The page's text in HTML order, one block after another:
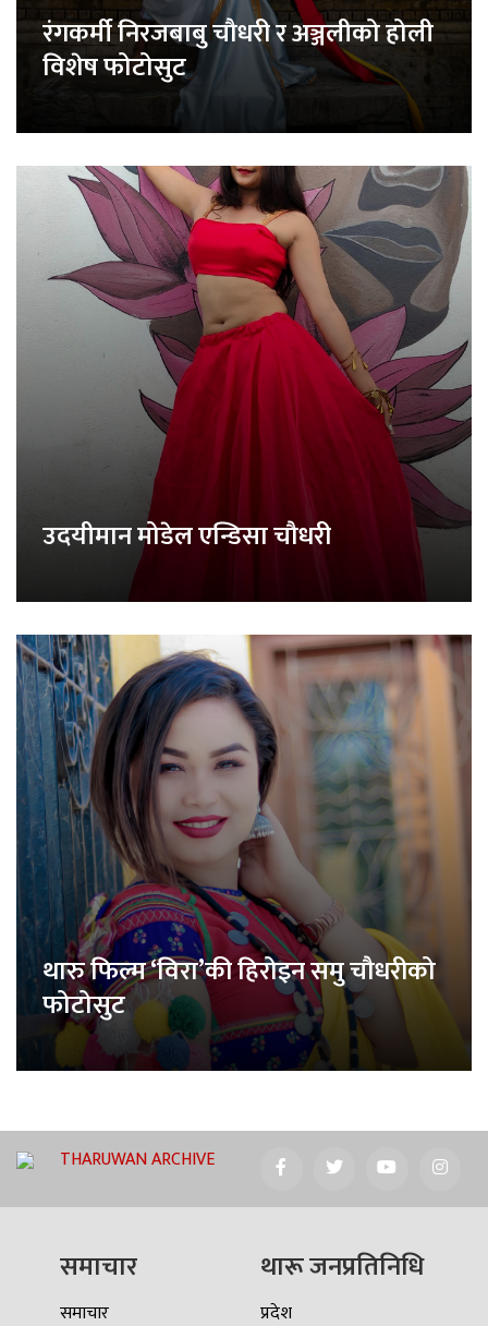
रंगकर्मी निरजबाबु चौधरी र अञ्जलीको होली
विशेष फोटोसुट
उदयीमान मोडेल एन्डिसा चौधरी
थारु फिल्म ‘विरा’की हिरोइन समु चौधरीको
फोटोसुट
THARUWAN ARCHIVE
समाचार
समाचार
थारू जनप्रतिनिधि
प्रदेश